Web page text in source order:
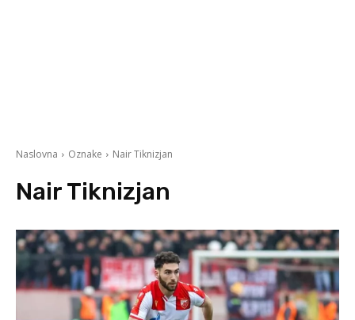
Naslovna Oznake Nair Tiknizjan
Nair Tiknizjan